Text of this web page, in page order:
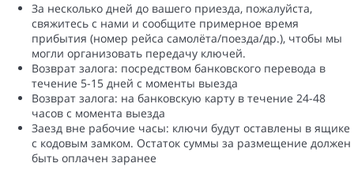
За несколько дней до вашего приезда, пожалуйста,
свяжитесь с нами и сообщите примерное время
прибытия (номер рейса самолёта/поезда/др.), чтобы мы
могли организовать передачу ключей.
Возврат залога: ​​посредством банковского перевода в
течение 5-15 дней с моменты выезда
Возврат залога: ​​на банковскую карту в течение 24-48
часов с момента выезда
Заезд вне рабочие часы: ключи будут оставлены в ящике
с кодовым замком. Остаток суммы за размещение должен
быть оплачен заранее